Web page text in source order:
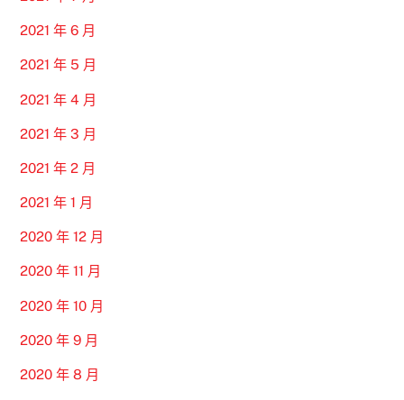
2021 年 6 月
2021 年 5 月
2021 年 4 月
2021 年 3 月
2021 年 2 月
2021 年 1 月
2020 年 12 月
2020 年 11 月
2020 年 10 月
2020 年 9 月
2020 年 8 月